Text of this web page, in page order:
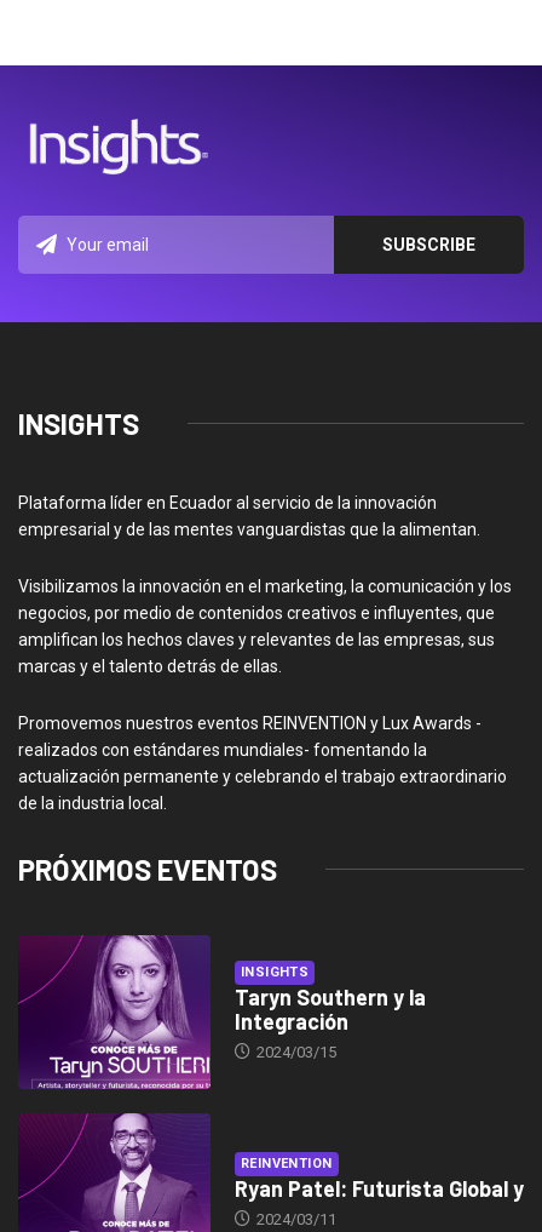
INSIGHTS
Plataforma líder en Ecuador al servicio de la innovación
empresarial y de las mentes vanguardistas que la alimentan.
Visibilizamos la innovación en el marketing, la comunicación y los
negocios, por medio de contenidos creativos e influyentes, que
amplifican los hechos claves y relevantes de las empresas, sus
marcas y el talento detrás de ellas.
Promovemos nuestros eventos REINVENTION y Lux Awards -
realizados con estándares mundiales- fomentando la
actualización permanente y celebrando el trabajo extraordinario
de la industria local.
PRÓXIMOS EVENTOS
INSIGHTS
Taryn Southern y la
Integración
2024/03/15
REINVENTION
Ryan Patel: Futurista Global y
2024/03/11